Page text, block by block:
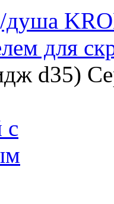
душа
для
d35)